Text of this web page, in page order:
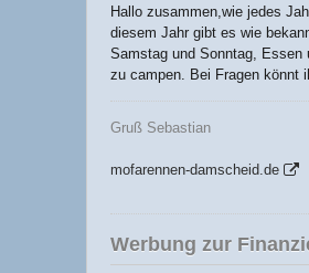
Hallo zusammen,wie jedes
diesem Jahr gibt es wie
Samstag und Sonntag, Essen
zu campen. Bei Fragen könnt
Gruß Sebastian
mofarennen-damscheid.de
Werbung zur